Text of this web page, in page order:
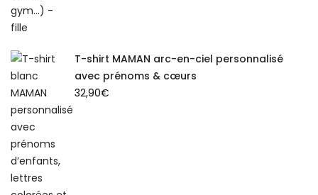
T-shirt MAMAN arc-en-ciel personnalisé
avec prénoms & cœurs
32,90€